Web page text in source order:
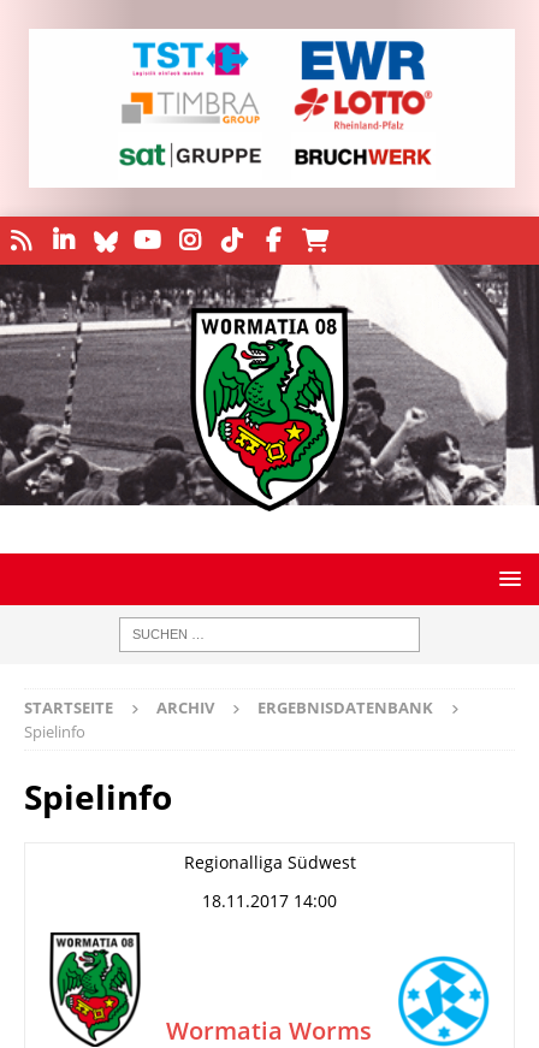
STARTSEITE ARCHIV
ERGEBNISDATENBANK
Spielinfo
Spielinfo
Regionalliga Südwest
18.11.2017 14:00
Wormatia Worms